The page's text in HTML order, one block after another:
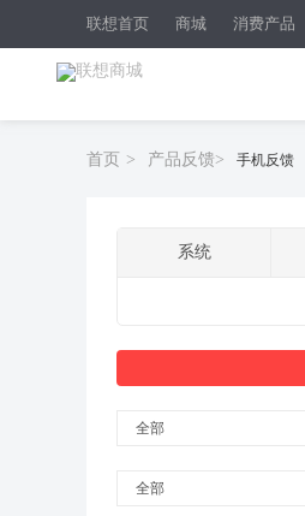
联想首页 商城 消费产品
首页 > 产品反馈> 手机反馈
系统
全部
全部